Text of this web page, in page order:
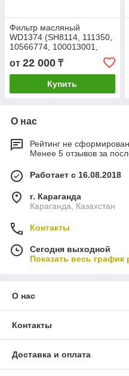
Фильтр масляный
WD1374 (SH8114, 111350,
10566774, 100013001,
85518140, ZS1088231,
ФМ177/95, LS33229,
3970050 )
от 22 000 ₸
Купить
О нас
Рейтинг не сформирован
Менее 5 отзывов за
Работает с 16.08.2018
г. Караганда
Караганда, Казахстан
Контакты
Сегодня выходной
Показать весь график
О нас
Контакты
Доставка и оплата